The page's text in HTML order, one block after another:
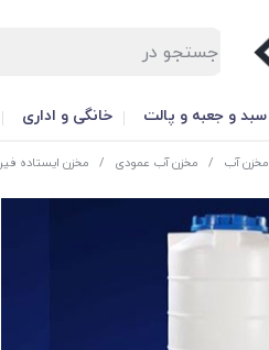
سبد و جعبه و پالت خانگی و اداری
مخزن آب / مخزن آب عمودی / مخزن ایستاده